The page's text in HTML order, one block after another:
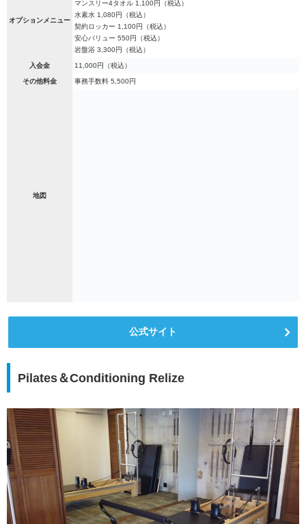
オプションメニュー
マンスリー4タオル 1,100円（税込）
水素水 1,080円（税込）
契約ロッカー 1,100円（税込）
安心バリュー 550円（税込）
岩盤浴 3,300円（税込）
入会金 11,000円（税込）
その他料金 事務手数料 5,500円
地図
公式サイト
Pilates＆Conditioning Relize